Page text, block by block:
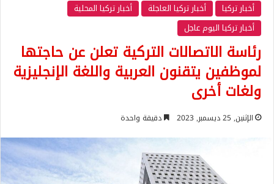
أخبار تركيا
أخبار تركيا العاجلة
أخبار تركيا المحلية
أخبار تركيا اليوم عاجل
رئاسة الاتصالات التركية تعلن عن حاجتها
لموظفين يتقنون العربية واللغة الإنجليزية
ولغات أخرى
الإثنين, 25 ديسمبر, 2023 دقيقة واحدة